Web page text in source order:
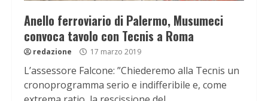
Anello ferroviario di Palermo, Musumeci
convoca tavolo con Tecnis a Roma
redazione 17 marzo 2019
L’assessore Falcone: ”Chiederemo alla Tecnis un
cronoprogramma serio e indifferibile e, come